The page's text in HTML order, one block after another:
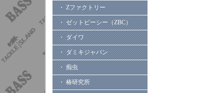
・ Zファクトリー
・ ゼットビーシー（ZBC）
・ ダイワ
・ ダミキジャパン
・ 痴虫
・ 椿研究所